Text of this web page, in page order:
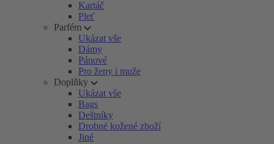
Kartáč
Pleť
Parfém
Ukázat vše
Dámy
Pánové
Pro ženy i muže
Doplňky
Ukázat vše
Bags
Deštníky
Drobné kožené zboží
Jiné